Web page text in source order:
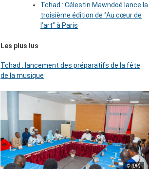
Tchad : Célestin Mawndoé lance la
troisième édition de ‘’Au cœur de
l’art’’ à Paris
Les plus lus
Tchad : lancement des préparatifs de la fête
de la musique
© (DR)